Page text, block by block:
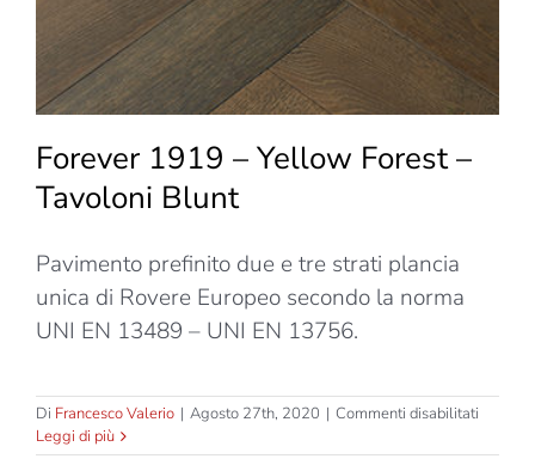
Forever 1919 – Yellow Forest –
Tavoloni Blunt
Pavimento prefinito due e tre strati plancia
unica di Rovere Europeo secondo la norma
UNI EN 13489 – UNI EN 13756.
Di Francesco Valerio | Agosto 27th, 2020 | Commenti disabilitati
1919
Leggi di più